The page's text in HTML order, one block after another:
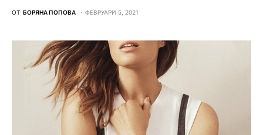
ОТ БОРЯНА ПОПОВА ФЕВРУАРИ 5, 2021